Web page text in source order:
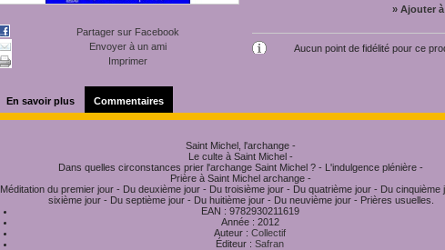
Partager sur Facebook
Envoyer à un ami
Imprimer
» Ajouter
Aucun point de fidélité pour ce
En savoir plus Commentaires
Saint Michel, l'archange -
Le culte à Saint Michel -
Dans quelles circonstances prier l'archange Saint Michel ? - L'indulgence plénière -
Prière à Saint Michel archange -
Méditation du premier jour - Du deuxième jour - Du troisième jour - Du quatrième jour - Du cinquième
sixième jour - Du septième jour - Du huitième jour - Du neuvième jour - Prières usuelles.
EAN : 9782930211619
Année : 2012
Auteur : Collectif
Éditeur : Safran